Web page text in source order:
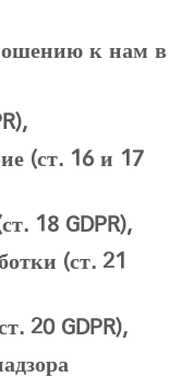
к нам в
(ст. 16 и 17
18 GDPR),
(ст. 21
20 GDPR),